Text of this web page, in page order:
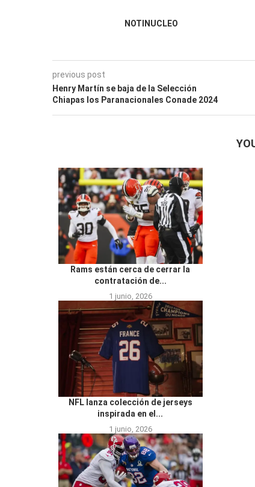
NOTINUCLEO
previous post
Henry Martín se baja de la Selección
Chiapas los Paranacionales Conade 2024
Rams están cerca de cerrar la
contratación de...
1 junio, 2026
NFL lanza colección de jerseys
inspirada en el...
1 junio, 2026